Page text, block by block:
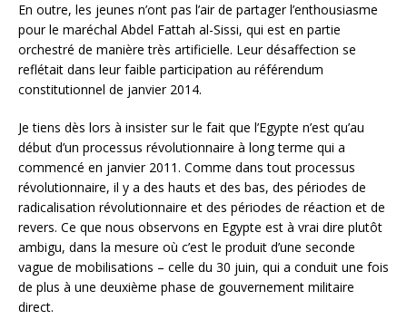
En outre, les jeunes n’ont pas l’air de partager l’enthousiasme
pour le maréchal Abdel Fattah al-Sissi, qui est en partie
orchestré de manière très artificielle. Leur désaffection se
reflétait dans leur faible participation au référendum
constitutionnel de janvier 2014.
Je tiens dès lors à insister sur le fait que l’Egypte n’est qu’au
début d’un processus révolutionnaire à long terme qui a
commencé en janvier 2011. Comme dans tout processus
révolutionnaire, il y a des hauts et des bas, des périodes de
radicalisation révolutionnaire et des périodes de réaction et de
revers. Ce que nous observons en Egypte est à vrai dire plutôt
ambigu, dans la mesure où c’est le produit d’une seconde
vague de mobilisations – celle du 30 juin, qui a conduit une fois
de plus à une deuxième phase de gouvernement militaire
direct.